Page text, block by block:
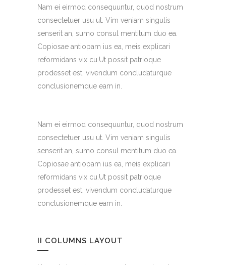
Nam ei eirmod consequuntur, quod nostrum
consectetuer usu ut. Vim veniam singulis
senserit an, sumo consul mentitum duo ea.
Copiosae antiopam ius ea, meis explicari
reformidans vix cu.Ut possit patrioque
prodesset est, vivendum concludaturque
conclusionemque eam in.
Nam ei eirmod consequuntur, quod nostrum
consectetuer usu ut. Vim veniam singulis
senserit an, sumo consul mentitum duo ea.
Copiosae antiopam ius ea, meis explicari
reformidans vix cu.Ut possit patrioque
prodesset est, vivendum concludaturque
conclusionemque eam in.
II COLUMNS LAYOUT